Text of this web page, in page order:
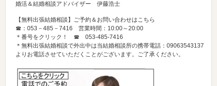
婚活＆結婚相談アドバイザー 伊藤浩士
【無料出張結婚相談】ご予約＆お問い合わせはこちら
☎：053－485－7416 営業時間：10:00～20:00
＊番号をクリック！ ☎053-485-7416
＊無料出張結婚相談で外出中は当結婚相談所の携帯電話：09063543137
よりお電話させていただくことがございます。ご了承ください。